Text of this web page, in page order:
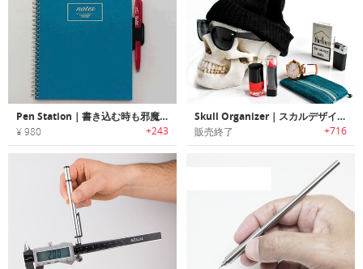
Pen Station｜書き込む時も邪魔にならないノート用ペンホルダー「ペンステーション」
¥ 980 +243
Skull Organizer｜スカルデザイン収納ケース「スカルオーガナイザー」
販売終了 +716